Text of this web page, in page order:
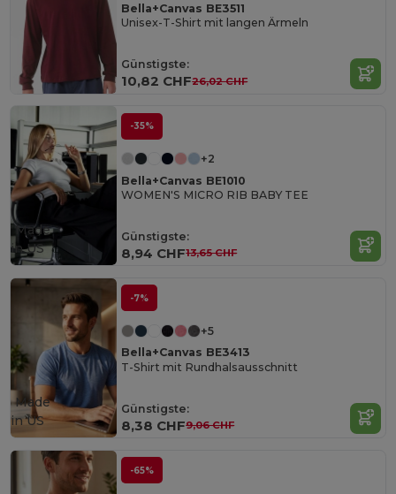
Bella+Canvas BE3511
Unisex-T-Shirt mit langen Ärmeln
Günstigste:
10,82 CHF26,02 CHF
-35%
+2
Bella+Canvas BE1010
WOMEN'S MICRO RIB BABY TEE
Günstigste:
8,94 CHF13,65 CHF
Made
in US
-7%
+5
Bella+Canvas BE3413
T-Shirt mit Rundhalsausschnitt
Günstigste:
8,38 CHF9,06 CHF
Made
in US
-65%